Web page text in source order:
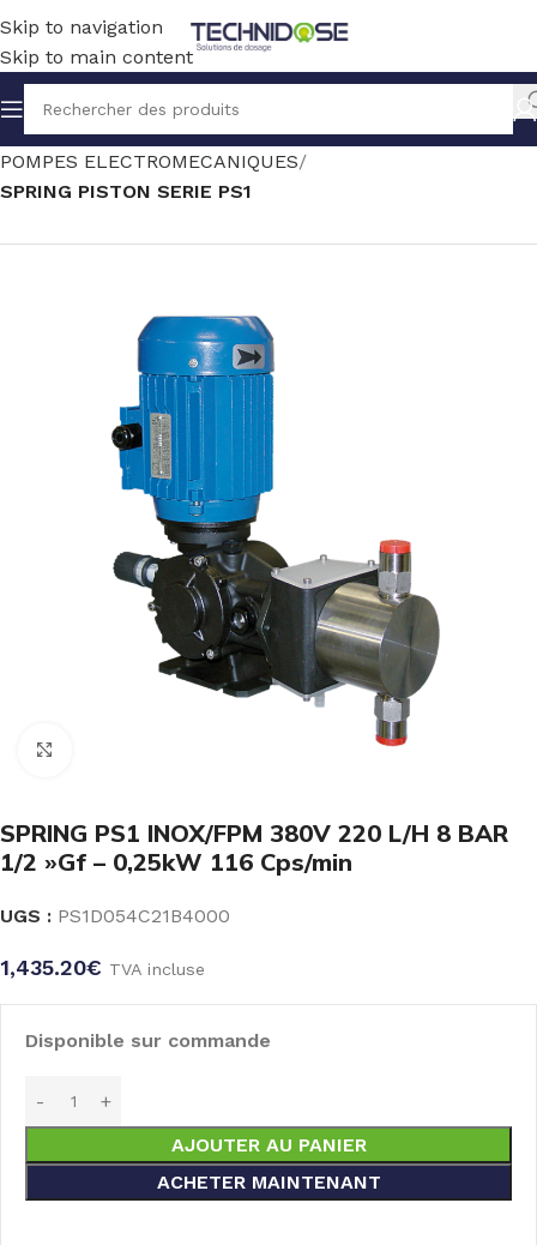
Skip to navigation
Skip to main content
Accueil TRAITEMENT EAU DOSAGE
POMPES ELECTROMECANIQUES
SPRING PISTON SERIE PS1
SPRING PS1 INOX/FPM 380V 220 L/H 8 BAR
1/2 »Gf – 0,25kW 116 Cps/min
UGS : PS1D054C21B4000
1,435.20€ TVA incluse
Disponible sur commande
AJOUTER AU PANIER
ACHETER MAINTENANT